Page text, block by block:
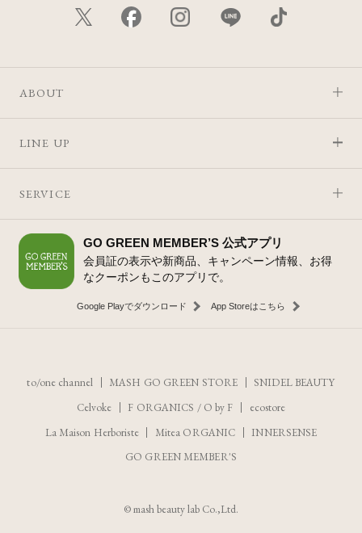
ABOUT
LINE UP
SERVICE
GO GREEN MEMBER’S 公式アプリ
会員証の表示や新商品、キャンペーン情報、お得
なクーポンもこのアプリで。
Google Playでダウンロード App Storeはこちら
to/one channel MASH GO GREEN STORE
SNIDEL BEAUTY
Celvoke
F ORGANICS / O by F
ecostore
La Maison Herboriste
Mitea ORGANIC
INNERSENSE
GO GREEN MEMBER'S
© mash beauty lab Co.,Ltd.